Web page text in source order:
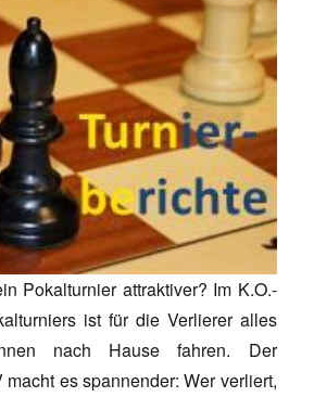
Pokalturnier attraktiver? Im K.O.-
ist für die Verlierer alles
nach Hause fahren. Der
macht es spannender: Wer verliert,